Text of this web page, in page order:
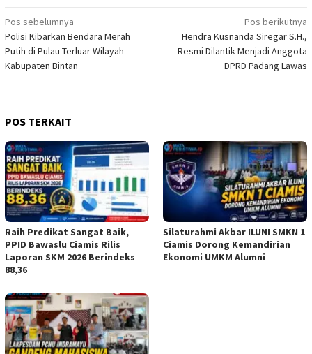
Navigasi
pos
Pos sebelumnya
Polisi Kibarkan Bendara Merah
Putih di Pulau Terluar Wilayah
Kabupaten Bintan
Pos berikutnya
Hendra Kusnanda Siregar S.H.,
Resmi Dilantik Menjadi Anggota
DPRD Padang Lawas
POS TERKAIT
Raih Predikat Sangat Baik,
PPID Bawaslu Ciamis Rilis
Laporan SKM 2026 Berindeks
88,36
Silaturahmi Akbar ILUNI SMKN 1
Ciamis Dorong Kemandirian
Ekonomi UMKM Alumni